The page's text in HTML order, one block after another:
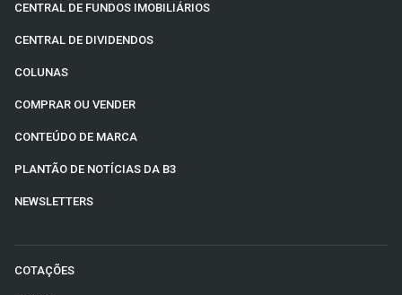
CENTRAL DE FUNDOS IMOBILIÁRIOS
CENTRAL DE DIVIDENDOS
COLUNAS
COMPRAR OU VENDER
CONTEÚDO DE MARCA
PLANTÃO DE NOTÍCIAS DA B3
NEWSLETTERS
COTAÇÕES